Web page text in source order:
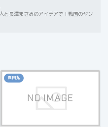
と長澤まさみのアイデアで！戦国のヤン
真田丸